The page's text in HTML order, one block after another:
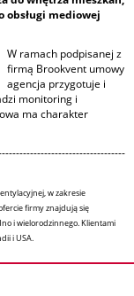
obsługi mediowej
W ramach podpisanej z
firmą Brookvent umowy
agencja przygotuje i
monitoring i
ma charakter
w zakresie
firmy znajdują się
i wielorodzinnego. Klientami
i USA.